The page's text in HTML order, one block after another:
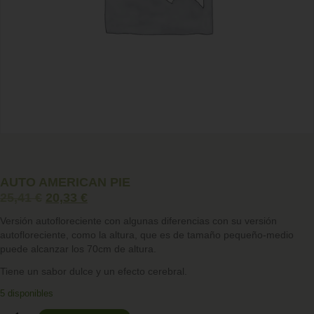
AUTO AMERICAN PIE
20,33 €
Versión autofloreciente con algunas diferencias con su versión
autofloreciente, como la altura, que es de tamaño pequeño-medio
puede alcanzar los 70cm de altura.
Tiene un sabor dulce y un efecto cerebral.
5 disponibles